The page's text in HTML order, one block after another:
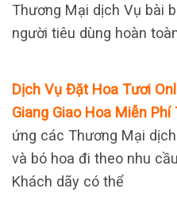
Thương Mại dịch Vụ bài
người tiêu dùng hoàn
Dịch Vụ Đặt Hoa Tươi
Giang Giao Hoa Miễn Phí
ứng các Thương Mại
và bó hoa đi theo nhu
Khách dãy có thể